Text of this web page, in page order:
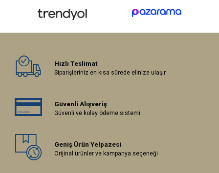
Hızlı Teslimat
Siparişleriniz en kısa sürede elinize ulaşır.
Güvenli Alışveriş
Güvenli ve kolay ödeme sistemi
Geniş Ürün Yelpazesi
Orijinal ürünler ve kampanya seçeneği